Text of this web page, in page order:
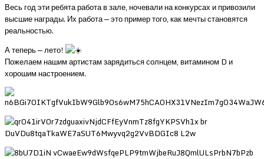
Весь год эти ребята работа в зале, ночевали на конкурсах и привозили
высшие награды. Их работа — это пример того, как мечты становятся
реальностью.
А теперь — лето!
Пожелаем нашим артистам зарядиться солнцем, витамином D и
хорошим настроением.